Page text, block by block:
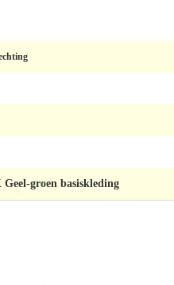
Geel-groen basiskleding